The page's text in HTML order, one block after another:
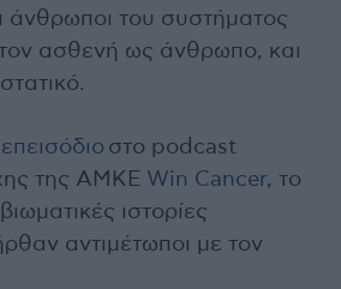
άνθρωποι του συστήματος
ασθενή ως άνθρωπο, και
επεισόδιο στο podcast
της ΑΜΚΕ Win Cancer, το
ιστορίες
αντιμέτωποι με τον